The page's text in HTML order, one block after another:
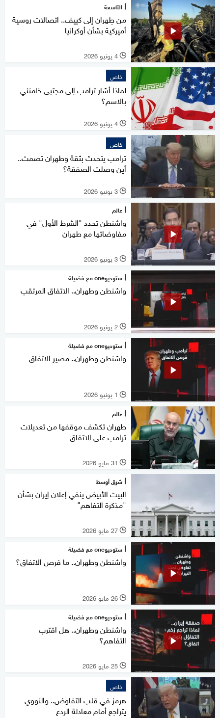
التاسعة
من طِهران إلى كييف.. اتصالات روسية
أميركية بشأن أوكرانيا
l 4 يونيو 2026
خاص
لماذا أشار ترامب إلى مجتبى خامنئي
بالاسم؟
l 4 يونيو 2026
خاص
ترامب يتحدث بثقة وطهران تصمت..
أين وصلت الصفقة؟
l 3 يونيو 2026
عالم
واشنطن تحدد "الشرط الأول" في
مفاوضاتها مع طهران
l 3 يونيو 2026
ستوديوone مع فضيلة
واشنطن وطهران.. الاتفاق المرتقب
l 2 يونيو 2026
ستوديوone مع فضيلة
واشنطن وطهران.. مصير الاتفاق
l 1 يونيو 2026
عالم
طهران تكشف موقفها من تعديلات
ترامب على الاتفاق
l 31 مايو 2026
شرق أوسط
البيت الأبيض ينفي إعلان إيران بشأن
"مذكرة التفاهم"
l 27 مايو 2026
ستوديوone مع فضيلة
واشنطن وطهران.. ما فرص الاتفاق؟
l 26 مايو 2026
ستوديوone مع فضيلة
واشنطن وطهران.. هل اقترب
التفاهم؟
l 25 مايو 2026
خاص
هرمز في قلب التفاوض.. والنووي
يتراجع أمام معادلة الردع